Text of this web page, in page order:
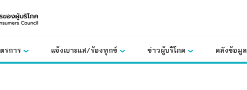
รการ แจ้งเบาะแส/ร้องทุกข์ ข่าวผู้บริโภค คลังข้อมูล